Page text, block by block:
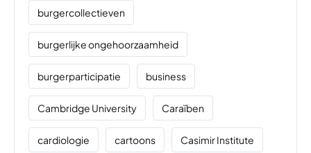
burgercollectieven
burgerlijke ongehoorzaamheid
burgerparticipatie business
Cambridge University Caraïben
cardiologie cartoons Casimir Institute